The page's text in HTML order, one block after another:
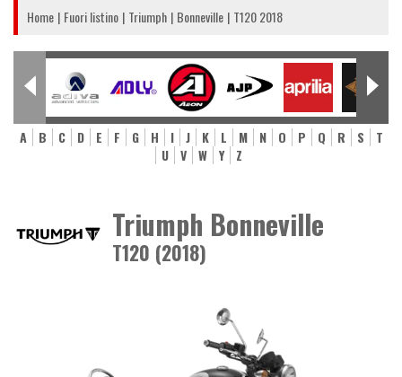
Home Fuori listino Triumph Bonneville T120 2018
A B C D E F G H I J K L M N O P Q R S
T
U
V W Y Z
Triumph Bonneville
T120 (2018)